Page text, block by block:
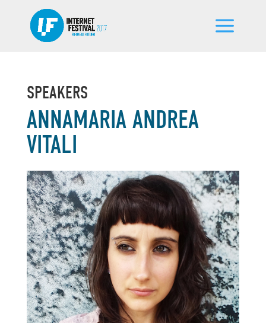
SPEAKERS
ANNAMARIA ANDREA
VITALI